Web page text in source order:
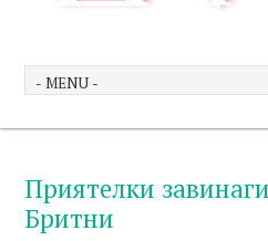
Приятелки
Бритни